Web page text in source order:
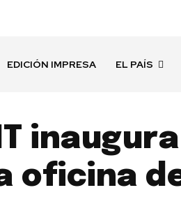
EDICIÓN IMPRESA EL PAÍS
inaugura
oficina